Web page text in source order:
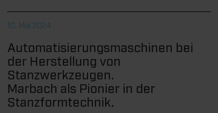
10. Mai 2024
Automatisierungsmaschinen bei
der Herstellung von
Stanzwerkzeugen.
Marbach als Pionier in der
Stanzformtechnik.